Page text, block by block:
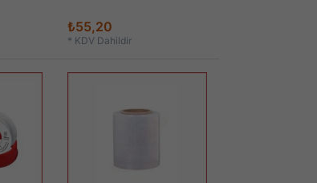
₺55,20
* KDV Dahildir